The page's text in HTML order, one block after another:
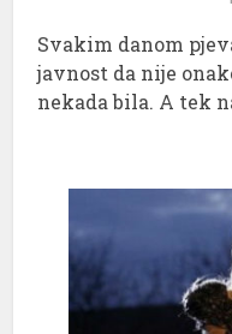
Svakim danom
javnost da nije
nekada bila. A tek